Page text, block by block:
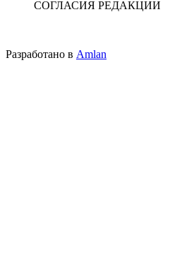
СОГЛАСИЯ РЕДАКЦИИ
Разработано в Amlan